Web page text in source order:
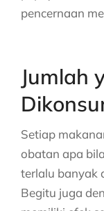
pencernaan
Jumlah
Setiap
obatan apa
terlalu banyak
Begitu juga